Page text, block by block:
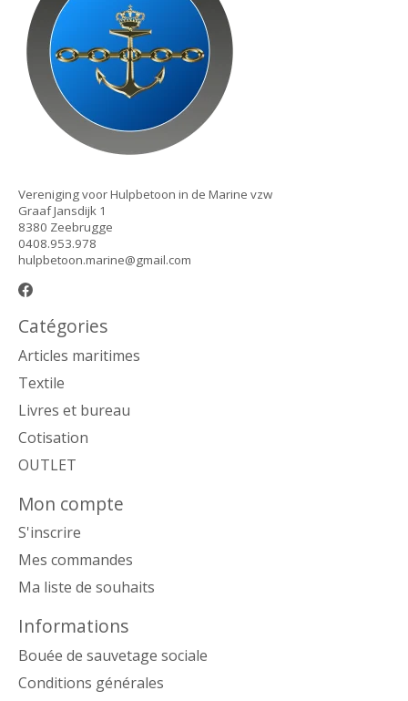
Vereniging voor Hulpbetoon in de Marine vzw
Graaf Jansdijk 1
8380 Zeebrugge
0408.953.978
hulpbetoon.marine@gmail.com
Catégories
Articles maritimes
Textile
Livres et bureau
Cotisation
OUTLET
Mon compte
S'inscrire
Mes commandes
Ma liste de souhaits
Informations
Bouée de sauvetage sociale
Conditions générales